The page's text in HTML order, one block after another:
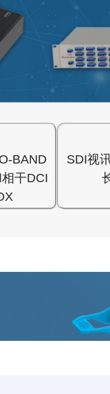
BAND
干DCI
SDI视